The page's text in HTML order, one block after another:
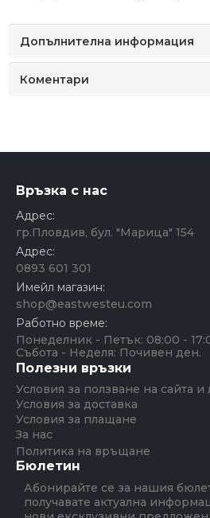
Допълнителна информация
Коментари
Връзка с нас
Адрес:
гр.Пловдив, бул. "Марица" 154
Адрес:
0893 601 301
Имейл магазин:
shop@eastwesteu.com
Работно време:
Понеделник - Петък: 08:00 -
Събота - Неделя: Почивен ден.
Полезни връзки
Условия за ползване на сайта
Условия за доставка
Условия за плащане
За нас
Политика на връщане
Бюлетин
Абонирайте се за нашия
получавате актуална